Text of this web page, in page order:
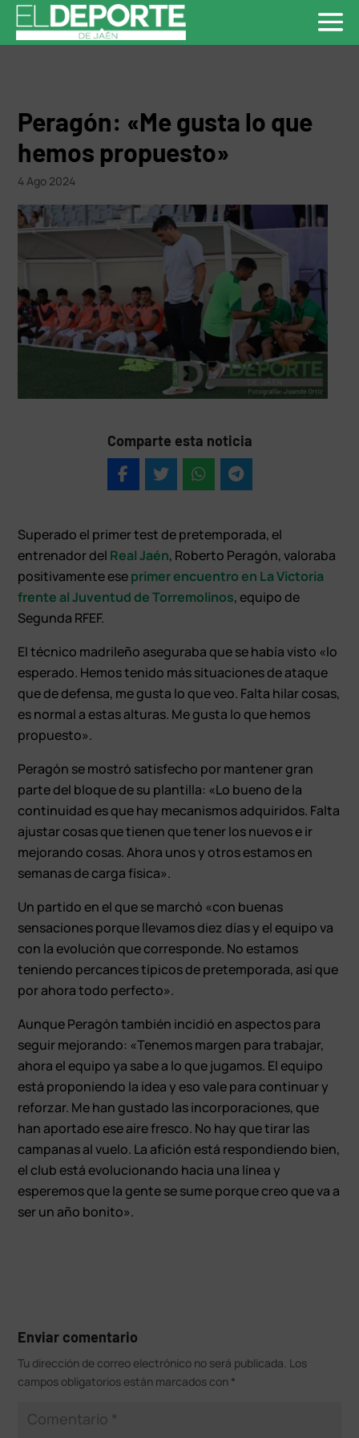
Peragón: «Me gusta lo que
hemos propuesto»
4 Ago 2024
Comparte esta noticia
Superado el primer test de pretemporada, el
entrenador del Real Jaén, Roberto Peragón, valoraba
positivamente eseprimer encuentro en La Victoria
frente al Juventud de Torremolinos, equipo de
Segunda RFEF.
El técnico madrileño aseguraba que se había visto «lo
esperado. Hemos tenido más situaciones de ataque
que de defensa, me gusta lo que veo. Falta hilar cosas,
es normal a estas alturas. Me gusta lo que hemos
propuesto».
Peragón se mostró satisfecho por mantener gran
parte del bloque de su plantilla: «Lo bueno de la
continuidad es que hay mecanismos adquiridos. Falta
ajustar cosas que tienen que tener los nuevos e ir
mejorando cosas. Ahora unos y otros estamos en
semanas de carga física».
Un partido en el que se marchó «con buenas
sensaciones porque llevamos diez días y el equipo va
con la evolución que corresponde. No estamos
teniendo percances típicos de pretemporada, así que
por ahora todo perfecto».
Aunque Peragón también incidió en aspectos para
seguir mejorando: «Tenemos margen para trabajar,
ahora el equipo ya sabe a lo que jugamos. El equipo
está proponiendo la idea y eso vale para continuar y
reforzar. Me han gustado las incorporaciones, que
han aportado ese aire fresco. No hay que tirar las
campanas al vuelo. La afición está respondiendo bien,
el club está evolucionando hacia una línea y
esperemos que la gente se sume porque creo que va a
ser un año bonito».
Enviar comentario
Tu dirección de correo electrónico no será publicada. Los
campos obligatorios están marcados con *